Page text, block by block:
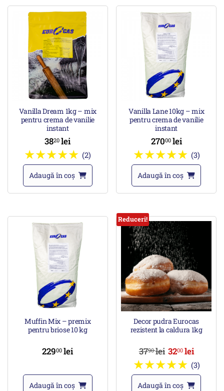
Vanilla Dream 1kg – mix
pentru crema de vanilie
instant
3820lei
(2)
Adaugă în coș
Vanilla Lane 10kg – mix
pentru crema de vanilie
instant
27000 lei
(3)
Adaugă în coș
Muffin Mix – premix
pentru briose 10 kg
22900lei
Adaugă în coș
Reduceri!
Decor pudra Eurocas
rezistent la caldura 1kg
3790lei 3200 lei
(3)
Adaugă în coș